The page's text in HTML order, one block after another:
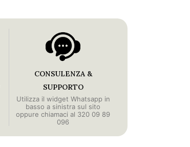
CONSULENZA &
SUPPORTO
Utilizza il widget Whatsapp in
basso a sinistra sul sito
oppure chiamaci al 320 09 89
096